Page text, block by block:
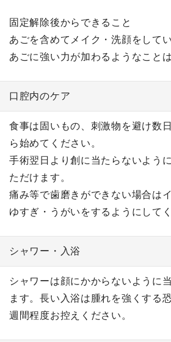
固定解除後からできること
あごを含めてメイク・洗顔をして
あごに強い力が加わるようなこと
口腔内のケア
食事は固いもの、刺激物を避け数
ら始めてください。
手術翌日より創に当たらないよう
ただけます。
痛み等で歯磨きができない場合は
ゆすぎ・うがいをするようにしてく
シャワー・入浴
シャワーは顔にかからないように
ます。長い入浴は腫れを強くする
週間程度お控えください。